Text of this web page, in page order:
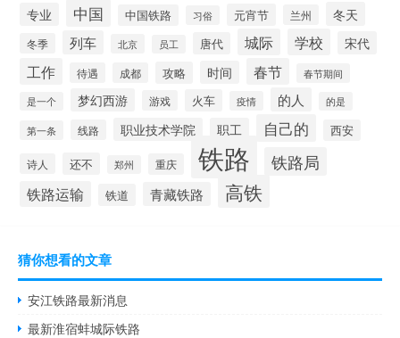
专业 中国 中国铁路 习俗 元宵节 兰州 冬天
冬季 列车 北京 员工 唐代 城际 学校 宋代
工作 待遇 成都 攻略 时间 春节 春节期间
是一个 梦幻西游 游戏 火车 疫情 的人 的是
第一条 线路 职业技术学院 职工 自己的 西安
诗人 还不 郑州 重庆 铁路 铁路局
铁路运输 铁道 青藏铁路 高铁
猜你想看的文章
安江铁路最新消息
最新淮宿蚌城际铁路